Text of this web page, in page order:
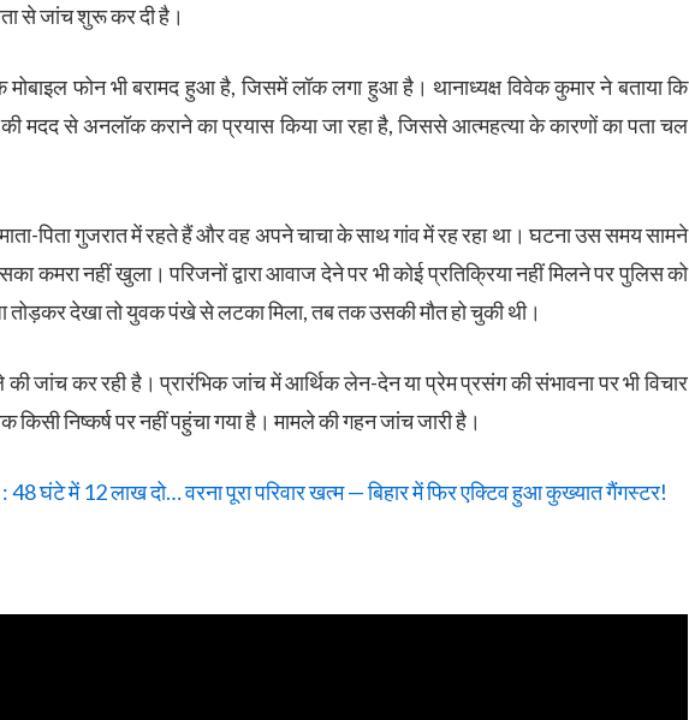
से जांच शुरू कर दी है।
फोन भी बरामद हुआ है, जिसमें लॉक लगा हुआ है। थानाध्यक्ष विवेक कुमार ने बताया कि
की मदद से अनलॉक कराने का प्रयास किया जा रहा है, जिससे आत्महत्या के कारणों का पता चल
पिता गुजरात में रहते हैं और वह अपने चाचा के साथ गांव में रह रहा था। घटना उस समय सामने
कमरा नहीं खुला। परिजनों द्वारा आवाज देने पर भी कोई प्रतिक्रिया नहीं मिलने पर पुलिस को
तोड़कर देखा तो युवक पंखे से लटका मिला, तब तक उसकी मौत हो चुकी थी।
जांच कर रही है। प्रारंभिक जांच में आर्थिक लेन-देन या प्रेम प्रसंग की संभावना पर भी विचार
किसी निष्कर्ष पर नहीं पहुंचा गया है। मामले की गहन जांच जारी है।
घंटे में 12 लाख दो… वरना पूरा परिवार खत्म — बिहार में फिर एक्टिव हुआ कुख्यात गैंगस्टर!